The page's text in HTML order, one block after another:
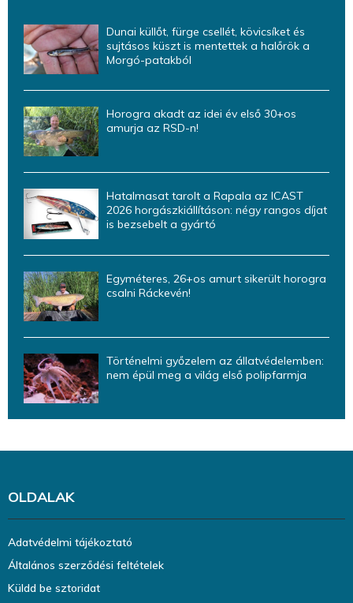
Dunai küllőt, fürge csellét, kövicsíket és
sujtásos küszt is mentettek a halőrök a
Morgó-patakból
Horogra akadt az idei év első 30+os
amurja az RSD-n!
Hatalmasat tarolt a Rapala az ICAST
2026 horgászkiállításon: négy rangos díjat
is bezsebelt a gyártó
Egyméteres, 26+os amurt sikerült horogra
csalni Ráckevén!
Történelmi győzelem az állatvédelemben:
nem épül meg a világ első polipfarmja
OLDALAK
Adatvédelmi tájékoztató
Általános szerződési feltételek
Küldd be sztoridat